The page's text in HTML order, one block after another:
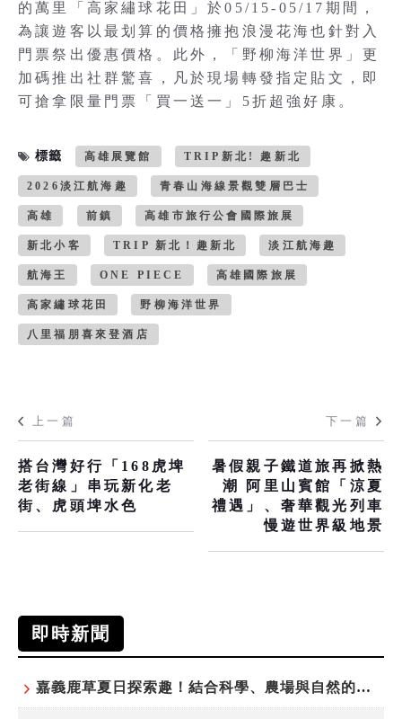
的萬里「高家繡球花田」於05/15-05/17期間，
為讓遊客以最划算的價格擁抱浪漫花海也針對入
門票祭出優惠價格。此外，「野柳海洋世界」更
加碼推出社群驚喜，凡於現場轉發指定貼文，即
可搶拿限量門票「買一送一」5折超強好康。
標籤 高雄展覽館 TRIP新北! 趣新北
2026淡江航海趣 青春山海線景觀雙層巴士
高雄 前鎮 高雄市旅行公會國際旅展
新北小客 TRIP 新北！趣新北 淡江航海趣
航海王 ONE PIECE 高雄國際旅展
高家繡球花田 野柳海洋世界
八里福朋喜來登酒店
上一篇
搭台灣好行「168虎埤
老街線」串玩新化老
街、虎頭埤水色
下一篇
暑假親子鐵道旅再掀熱
潮 阿里山賓館「涼夏
禮遇」、奢華觀光列車
慢遊世界級地景
即時新聞
嘉義鹿草夏日探索趣！結合科學、農場與自然的親子小旅行